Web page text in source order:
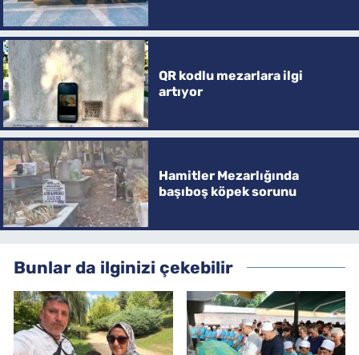
QR kodlu mezarlara ilgi
artıyor
Hamitler Mezarlığında
başıboş köpek sorunu
Bunlar da ilginizi çekebilir